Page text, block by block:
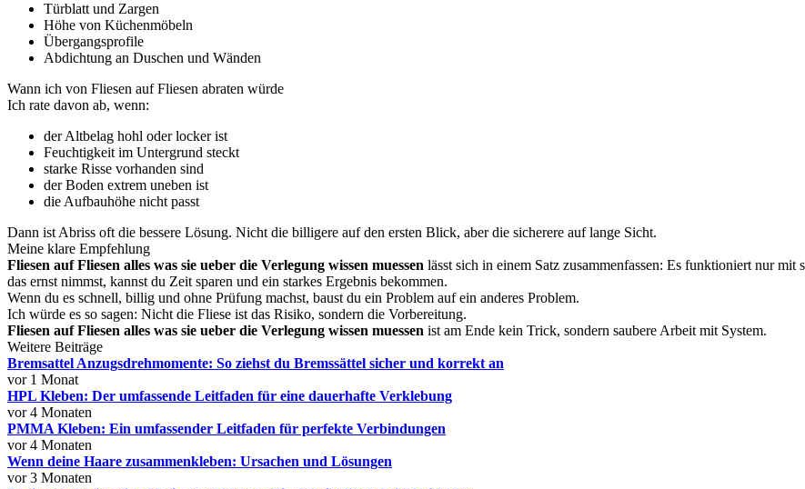
Türblatt und Zargen
Höhe von Küchenmöbeln
Übergangsprofile
Abdichtung an Duschen und Wänden
Wann ich von Fliesen auf Fliesen abraten würde
Ich rate davon ab, wenn:
der Altbelag hohl oder locker ist
Feuchtigkeit im Untergrund steckt
starke Risse vorhanden sind
der Boden extrem uneben ist
die Aufbauhöhe nicht passt
Dann ist Abriss oft die bessere Lösung. Nicht die billigere auf den ersten Blick, aber die sicherere auf lange Sicht.
Meine klare Empfehlung
Fliesen auf Fliesen alles was sie ueber die Verlegung wissen muessen lässt sich in einem Satz zusammenfassen: Es funktioniert nur
das ernst nimmst, kannst du Zeit sparen und ein starkes Ergebnis bekommen.
Wenn du es schnell, billig und ohne Prüfung machst, baust du ein Problem auf ein anderes Problem.
Ich würde es so sagen: Nicht die Fliese ist das Risiko, sondern die Vorbereitung.
Fliesen auf Fliesen alles was sie ueber die Verlegung wissen muessen ist am Ende kein Trick, sondern saubere Arbeit mit System.
Weitere Beiträge
Bremsattel Anzugsdrehmomente: So ziehst du Bremssättel sicher und korrekt an
vor 1 Monat
HPL Kleben: Der umfassende Leitfaden für eine dauerhafte Verklebung
vor 4 Monaten
PMMA Kleben: Ein umfassender Leitfaden für perfekte Verbindungen
vor 4 Monaten
Wenn deine Haare zusammenkleben: Ursachen und Lösungen
vor 3 Monaten